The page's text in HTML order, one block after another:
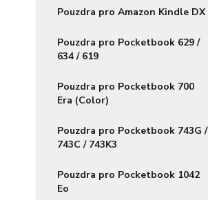
Pouzdra pro Amazon Kindle DX
Pouzdra pro Pocketbook 629 /
634 / 619
Pouzdra pro Pocketbook 700
Era (Color)
Pouzdra pro Pocketbook 743G /
743C / 743K3
Pouzdra pro Pocketbook 1042
Eo